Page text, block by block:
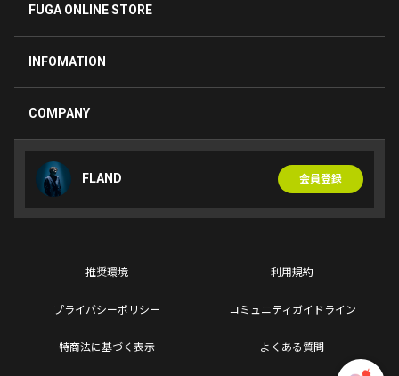
ゆぅちゃん💎
10ヶ月前
アンバサダー就任おめでとう🍧
0
友美
10ヶ月前
FUGAくんアンバサダー就任おめでとう🎉
パネルも素敵だね🥰
10ヶ月前
FUGA ONLINE STORE
INFOMATION
COMPANY
FLAND 会員登録
推奨環境 利用規約
プライバシーポリシー コミュニティガイドライン
特商法に基づく表示 よくある質問